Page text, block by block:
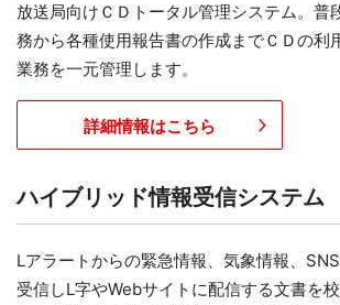
放送局向けＣＤトータル管理システム。普
務から各種使用報告書の作成までＣＤの利
業務を一元管理します。
詳細情報はこちら
ハイブリッド情報受信システム
Lアラートからの緊急情報、気象情報、
受信しL字やWebサイトに配信する文書を